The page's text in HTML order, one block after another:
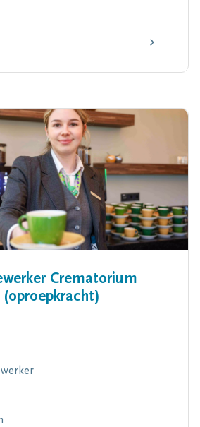
Crematorium
(oproepkracht)